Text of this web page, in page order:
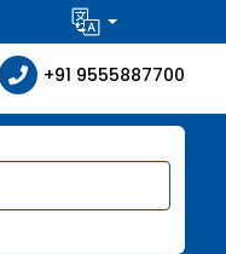
+91 9555887700